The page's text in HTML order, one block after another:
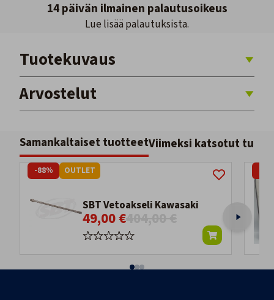
14 päivän ilmainen palautusoikeus
Lue lisää palautuksista.
Tuotekuvaus
Arvostelut
Samankaltaiset tuotteetViimeksi katsotut
SBT Vetoakseli Kawasaki
49,00 €404,00 €
-88% OUTLET